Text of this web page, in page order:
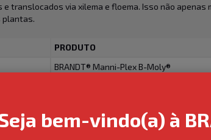
translocados via xilema e floema. Isso não
plantas.
PRODUTO
BRANDT® Manni-Plex B-Moly®
de fotoassimilados. Favorecem a
o máximo potencial produtivo da cultura da
bem-vindo(a) à